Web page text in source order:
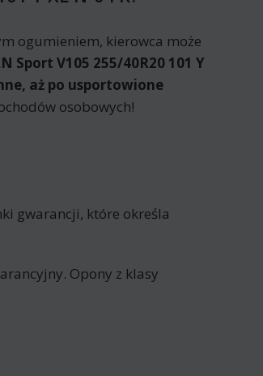
ogumieniem, kierowca może
Sport V105 255/40R20 101 Y
aż po usportowione
osobowych!
gwarancji, które określa
Opony z klasy